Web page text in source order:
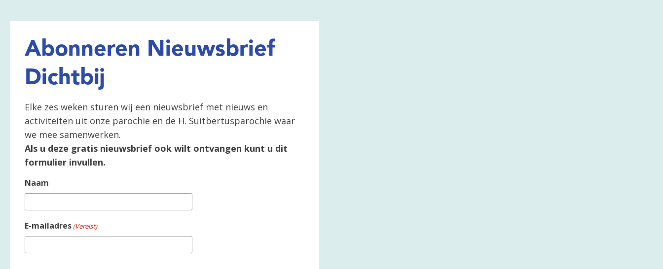
Abonneren Nieuwsbrief
Dichtbij
Elke zes weken sturen wij een nieuwsbrief met nieuws en
activiteiten uit onze parochie en de H. Suitbertusparochie waar
we mee samenwerken.
Als u deze gratis nieuwsbrief ook wilt ontvangen kunt u dit
formulier invullen.
Naam
E-mailadres (Vereist)